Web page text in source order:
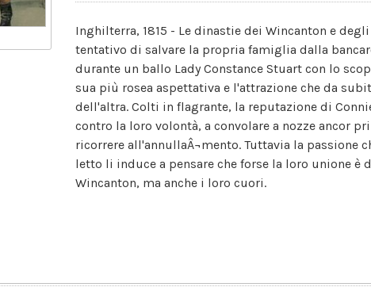
Inghilterra, 1815 - Le dinastie dei Wincanton e
tentativo di salvare la propria famiglia dalla
durante un ballo Lady Constance Stuart con lo
sua più rosea aspettativa e l'attrazione che da
dell'altra. Colti in flagrante, la reputazione di
contro la loro volontà, a convolare a nozze ancor
ricorrere all'annullaÂ¬mento. Tuttavia la passione
letto li induce a pensare che forse la loro unione è
Wincanton, ma anche i loro cuori.